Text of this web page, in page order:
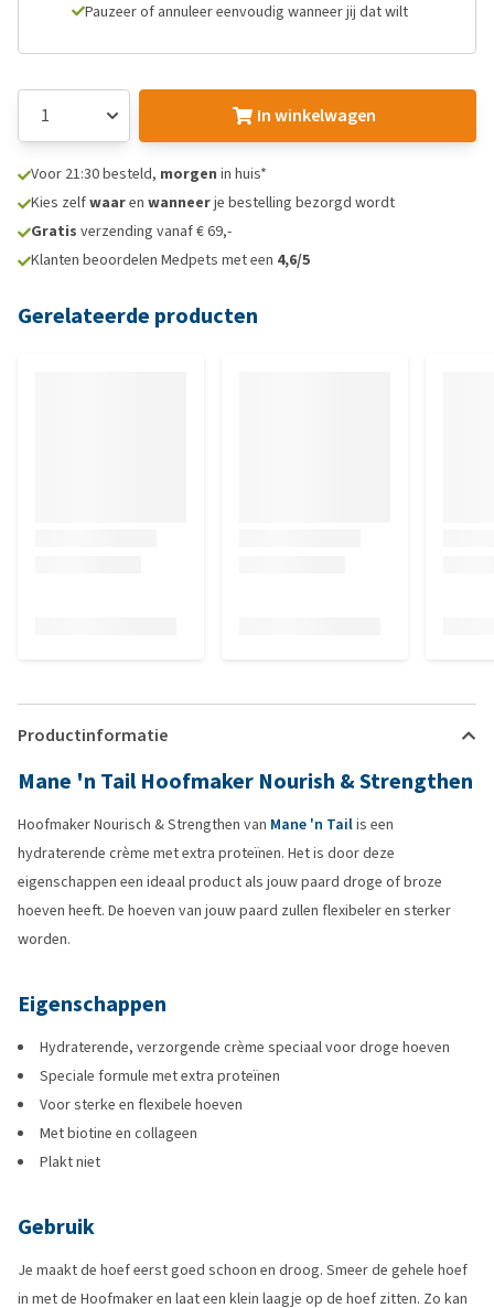
Pauzeer of annuleer eenvoudig wanneer jij dat wilt
In winkelwagen
Voor 21:30 besteld, morgen in huis*
Kies zelfwaaren wanneerje bestelling bezorgd wordt
Gratis verzending vanaf € 69,-
Klanten beoordelen Medpets met een 4,6/5
Gerelateerde producten
Productinformatie
Mane 'n Tail Hoofmaker Nourish & Strengthen
Hoofmaker Nourisch & Strengthen van Mane 'n Tailis een
hydraterende crème met extra proteïnen. Het is door deze
eigenschappen een ideaal product als jouw paard droge of broze
hoeven heeft. De hoeven van jouw paard zullen flexibeler en sterker
worden.
Eigenschappen
Hydraterende, verzorgende crème speciaal voor droge hoeven
Speciale formule met extra proteïnen
Voor sterke en flexibele hoeven
Met biotine en collageen
Plakt niet
Gebruik
Je maakt de hoef eerst goed schoon en droog. Smeer de gehele hoef
in met de Hoofmaker en laat een klein laagje op de hoef zitten. Zo kan